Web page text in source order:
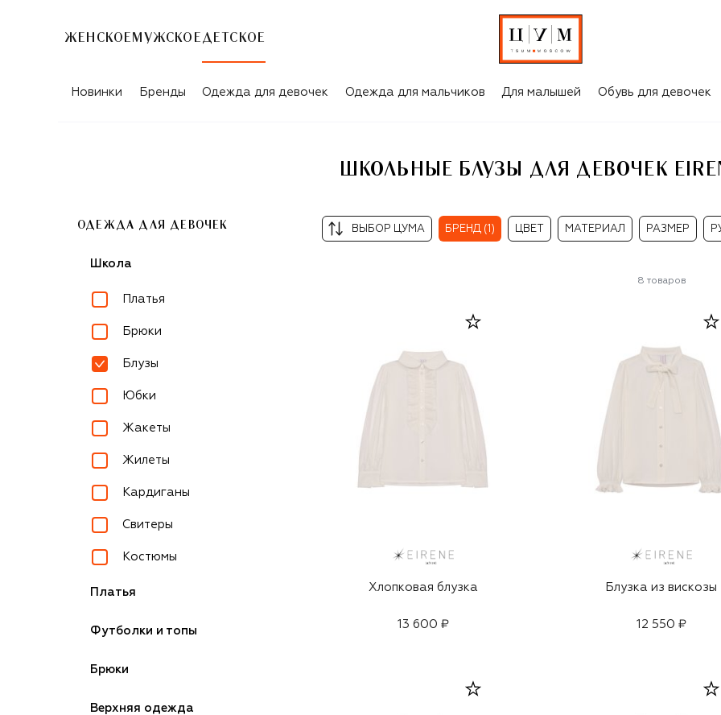
ЖЕНСКОЕ МУЖСКОЕ ДЕТСКОЕ
ШКОЛЬНЫЕ БЛУЗЫ ДЛЯ ДЕВОЧЕК EIRENE
Новинки Бренды Одежда для девочек Одежда для мальчиков Для малышей Обувь для девочек
ШКОЛЬНЫЕ БЛУЗЫ ДЛЯ ДЕВОЧЕК
ОДЕЖДА ДЛЯ ДЕВОЧЕК
Школа
Платья
Брюки
Блузы
Юбки
Жакеты
Жилеты
Кардиганы
Свитеры
Костюмы
Платья
Футболки и топы
Брюки
Верхняя одежда
ВЫБОР ЦУМА БРЕНД (1) ЦВЕТ МАТЕРИАЛ РАЗМЕР
8 товаров
Хлопковая блузка
13 600 ₽
Блузка из вискозы
12 550 ₽